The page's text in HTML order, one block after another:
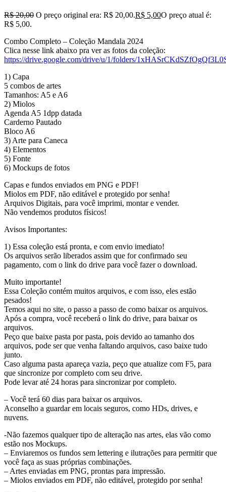
R$20,00 O preço original era: R$ 20,00.R$ 5,00O preço atual é:
R$ 5,00.
Combo Completo – Coleção Mandala 2024
Clica nesse link abaixo pra ver as fotos da coleção:
https://drive.google.com/drive/u/1/folders/
1) Capa
5 combos de artes
Tamanhos: A5 e A6
2) Miolos
Agenda A5 1dpp datada
Carderno Pautado
Bloco A6
3) Arte para Caneca
4) Elementos
5) Fonte
6) Mockups de fotos
Capas e fundos enviados em PNG e PDF!
Miolos em PDF, não editável e protegido por senha!
Arquivos Digitais, para você imprimi, montar e vender.
Não vendemos produtos físicos!
Avisos Importantes:
1) Essa coleção está pronta, e com envio imediato!
Os arquivos serão liberados assim que for confirmado seu
pagamento, com o link do drive para você fazer o download.
Muito importante!
Essa Coleção contém muitos arquivos, e com isso, eles estão
pesados!
Temos aqui no site, o passo a passo de como baixar os arquivos.
Após a compra, você receberá o link do drive, para baixar os
arquivos.
Peço que baixe pasta por pasta, pois devido ao tamanho dos
arquivos, pode ser que venha faltando arquivos, caso baixe tudo
junto.
Caso alguma pasta apareça vazia, peço que atualize com F5, para
que sincronize por completo com seu drive.
Pode levar até 24 horas para sincronizar por completo.
– Você terá 60 dias para baixar os arquivos.
Aconselho a guardar em locais seguros, como HDs, drives, e
nuvens.
-Não fazemos qualquer tipo de alteração nas artes, elas vão como
estão nos Mockups.
– Enviaremos os fundos sem lettering e ilutrações para permitir que
você faça as suas próprias combinações.
– Artes enviadas em PNG, prontas para impressão.
– Miolos enviados em PDF, não editável, protegido por senha!